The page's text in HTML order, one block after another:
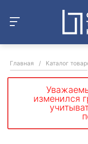
Главная / Каталог
изменился